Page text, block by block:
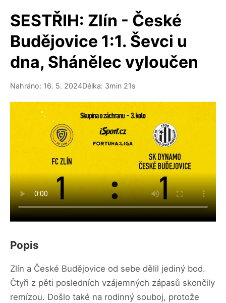
SESTŘIH: Zlín - České
Budějovice 1:1. Ševci u
dna, Shánělec vyloučen
Nahráno: 16. 5. 2024Délka: 3min 21s
Popis
Zlín a České Budějovice od sebe dělil jediný bod.
Čtyři z pěti posledních vzájemných zápasů skončily
remízou. Došlo také na rodinný souboj, protože